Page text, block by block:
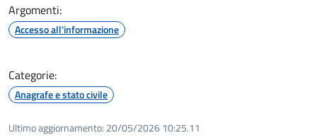
Argomenti:
Accesso all'informazione
Categorie:
Anagrafe e stato civile
Ultimo aggiornamento: 20/05/2026 10:25.11